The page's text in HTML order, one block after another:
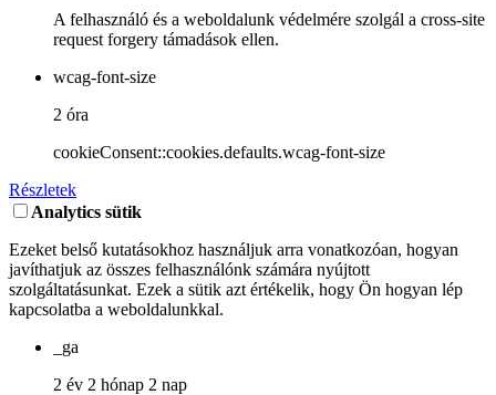
A felhasználó és a weboldalunk védelmére szolgál a cross-site
request forgery támadások ellen.
wcag-font-size
2 óra
cookieConsent::cookies.defaults.wcag-font-size
Részletek
Analytics sütik
Ezeket belső kutatásokhoz használjuk arra vonatkozóan, hogyan
javíthatjuk az összes felhasználónk számára nyújtott
szolgáltatásunkat. Ezek a sütik azt értékelik, hogy Ön hogyan lép
kapcsolatba a weboldalunkkal.
_ga
2 év 2 hónap 2 nap